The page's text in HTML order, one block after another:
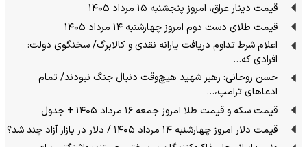
قیمت دینار عراق، امروز پنجشنبه ۱۵ مرداد ۱۴۰۵
قیمت طلای دست دوم امروز چهارشنبه ۱۴ مرداد ۱۴۰۵
اعلام شرط تداوم دریافت یارانه نقدی و کالابرگ/ سخنگوی دولت:
افرادی که…
حسن روحانی: رهبر شهید هیچ‌وقت دنبال جنگ نبودند/ تمام
ادعاهای ترامپ،…
قیمت سکه و قیمت طلا امروز جمعه ۱۶ مرداد ۱۴۰۵ + جدول
قیمت دلار امروز چهارشنبه ۱۴ مرداد ۱۴۰۵ / دلار در بازار آزاد چند شد؟